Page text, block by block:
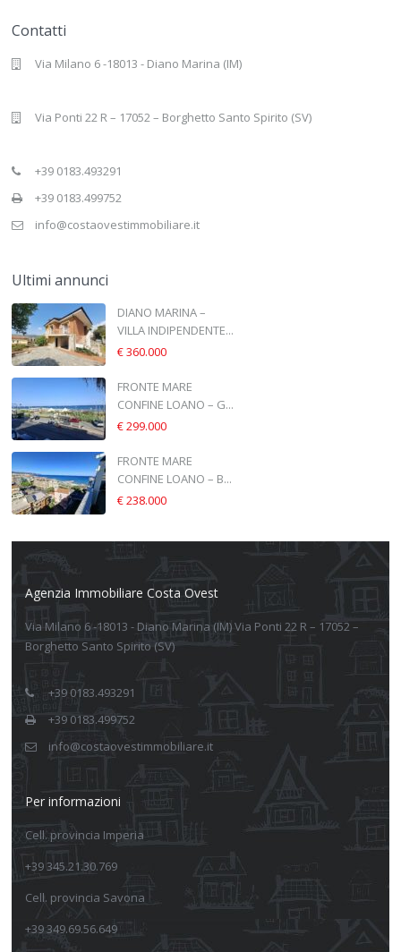
Contatti
Via Milano 6 -18013 - Diano Marina (IM)
Via Ponti 22 R – 17052 – Borghetto Santo Spirito (SV)
+39 0183.493291
+39 0183.499752
info@costaovestimmobiliare.it
Ultimi annunci
DIANO MARINA –
VILLA INDIPENDENTE...
€ 360.000
FRONTE MARE
CONFINE LOANO – G...
€ 299.000
FRONTE MARE
CONFINE LOANO – B...
€ 238.000
Agenzia Immobiliare Costa Ovest
Via Milano 6 -18013 - Diano Marina (IM) Via Ponti 22 R – 17052 –
Borghetto Santo Spirito (SV)
+39 0183.493291
+39 0183.499752
info@costaovestimmobiliare.it
Per informazioni
Cell. provincia Imperia
+39 345.21.30.769
Cell. provincia Savona
+39 349.69.56.649